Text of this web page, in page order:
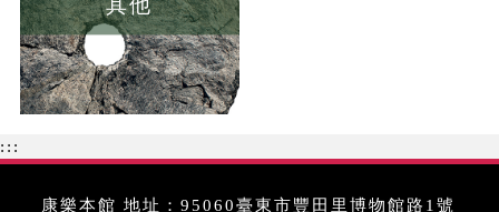
其他
:::
康樂本館 地址：95060臺東市豐田里博物館路1號